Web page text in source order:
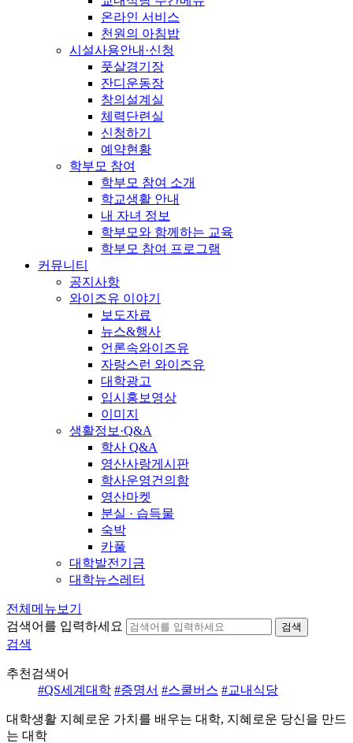
온라인 서비스
천원의 아침밥
시설사용안내·신청
풋살경기장
잔디운동장
창의설계실
체력단련실
신청하기
예약현황
학부모 참여
학부모 참여 소개
학교생활 안내
내 자녀 정보
학부모와 함께하는 교육
학부모 참여 프로그램
커뮤니티
공지사항
와이즈유 이야기
보도자료
뉴스&행사
언론속와이즈유
자랑스런 와이즈유
대학광고
입시홍보영상
이미지
생활정보·Q&A
학사 Q&A
영산사랑게시판
학사운영건의함
영산마켓
분실 · 습득물
숙박
카풀
대학발전기금
대학뉴스레터
전체메뉴보기
검색어를 입력하세요
검색
검색
추천검색어
#QS세계대학 #증명서 #스쿨버스 #교내식당
대학생활 지혜로운 가치를 배우는 대학, 지혜로운 당신을 만드
는 대학